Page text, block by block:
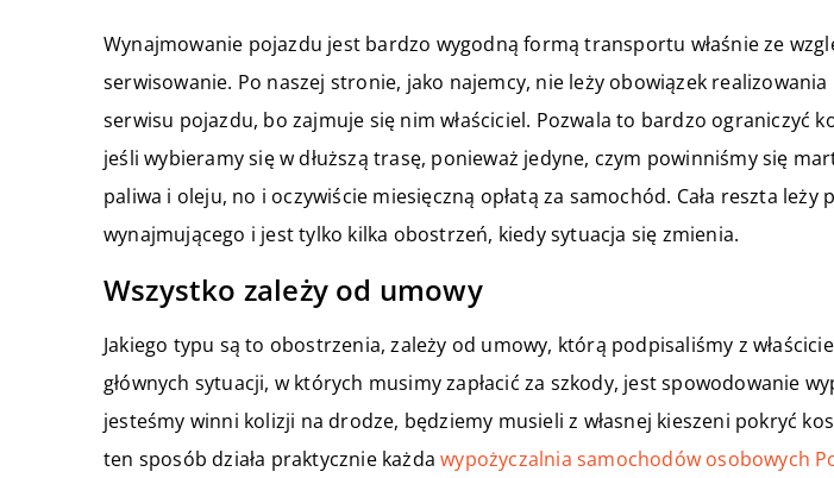
Wynajmowanie pojazdu jest bardzo wygodną formą transportu właśnie ze
serwisowanie. Po naszej stronie, jako najemcy, nie leży obowiązek
serwisu pojazdu, bo zajmuje się nim właściciel. Pozwala to bardzo ograniczyć
jeśli wybieramy się w dłuższą trasę, ponieważ jedyne, czym powinniśmy się
paliwa i oleju, no i oczywiście miesięczną opłatą za samochód. Cała reszta leży
wynajmującego i jest tylko kilka obostrzeń, kiedy sytuacja się zmienia.
Wszystko zależy od umowy
Jakiego typu są to obostrzenia, zależy od umowy, którą podpisaliśmy z
głównych sytuacji, w których musimy zapłacić za szkody, jest spowodowanie
jesteśmy winni kolizji na drodze, będziemy musieli z własnej kieszeni pokryć
ten sposób działa praktycznie każdawypożyczalnia samochodów osobowych